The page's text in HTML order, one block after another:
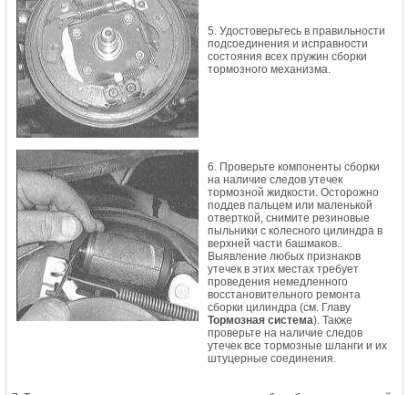
5. Удостоверьтесь в правильности
подсоединения и исправности
состояния всех пружин сборки
тормозного механизма.
6. Проверьте компоненты сборки
на наличие следов утечек
тормозной жидкости. Осторожно
поддев пальцем или маленькой
отверткой, снимите резиновые
пыльники с колесного цилиндра в
верхней части башмаков..
Выявление любых признаков
утечек в этих местах требует
проведения немедленного
восстановительного ремонта
сборки цилиндра (см. Главу
Тормозная система). Также
проверьте на наличие следов
утечек все тормозные шланги и их
штуцерные соединения.